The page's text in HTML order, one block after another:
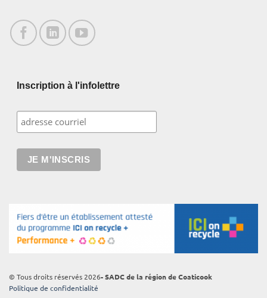
Inscription à l'infolettre
© Tous droits réservés 2026- SADC de la région de Coaticook
Politique de confidentialité